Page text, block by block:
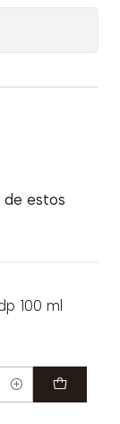
estos
100 ml